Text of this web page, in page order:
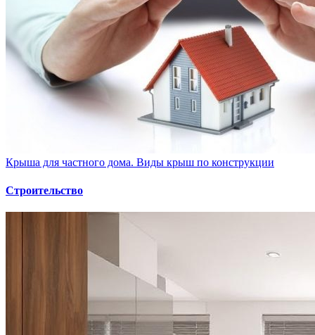
Крыша для частного дома. Виды крыш по конструкции
Строительство